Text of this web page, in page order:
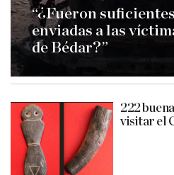
“¿Fueron
enviadas a las
de Bédar?”
222
visitar el